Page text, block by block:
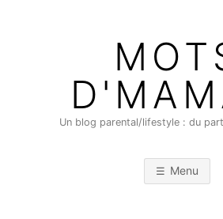
Un blog parental/lifestyle : du
Menu